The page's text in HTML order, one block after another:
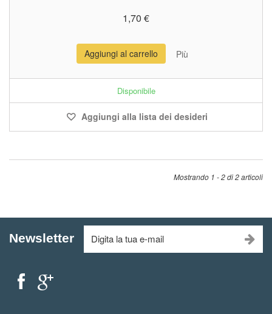
1,70 €
Aggiungi al carrello Più
Disponibile
Aggiungi alla lista dei desideri
Mostrando 1 - 2 di 2 articoli
Newsletter